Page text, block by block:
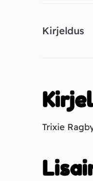
Kirjeldus
Trixie